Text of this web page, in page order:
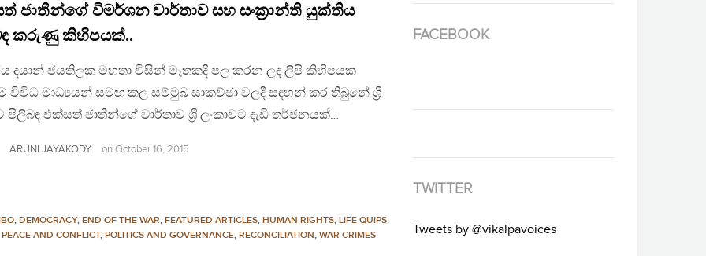
ජාතීන්ගේ විමර්ශන වාර්තාව සහ සංක්‍රාන්ති යුක්තිය
කරුණු කිහිපයක්..
දයාන් ජයතිලක මහතා විසින් මෑතකදී පල කරන ලද ලිපි කිහිපයක
විවිධ මාධ්‍යයන් සමඟ කල සම්මුඛ සාකච්ඡා වලදී සඳහන් කර තිබුනේ ශ්‍රී
පිලිබඳ එක්සත් ජාතීන්ගේ වාර්තාව ශ්‍රී ලංකාවට දැඩි තර්ජනයක්…
ARUNI JAYAKODY on October 16, 2015
, DEMOCRACY, END OF THE WAR, FEATURED ARTICLES, HUMAN RIGHTS, LIFE QUIPS,
PEACE AND CONFLICT, POLITICS AND GOVERNANCE, RECONCILIATION, WAR CRIMES
FACEBOOK
TWITTER
Tweets by @vikalpavoices